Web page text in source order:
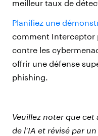
meilleur taux de
Planifiez une
comment Interceptor
contre les
offrir une défense
phishing.
Veuillez noter que
de l'IA et révisé par